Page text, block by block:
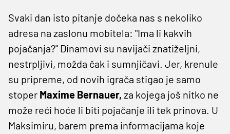
Svaki dan isto pitanje dočeka nas s nekoliko
adresa na zaslonu mobitela: "Ima li kakvih
pojačanja?" Dinamovi su navijači znatiželjni,
nestrpljivi, možda čak i sumnjičavi. Jer, krenule
su pripreme, od novih igrača stigao je samo
stoper Maxime Bernauer, za kojega još nitko ne
može reći hoće li biti pojačanje ili tek prinova. U
Maksimiru, barem prema informacijama koje